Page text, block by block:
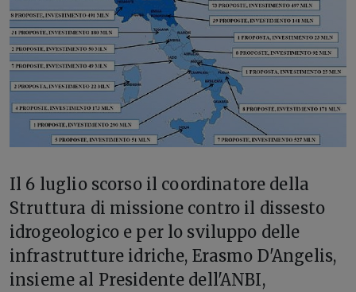
Il 6 luglio scorso il coordinatore della
Struttura di missione contro il dissesto
idrogeologico e per lo sviluppo delle
infrastrutture idriche, Erasmo D'Angelis,
insieme al Presidente dell'ANBI,